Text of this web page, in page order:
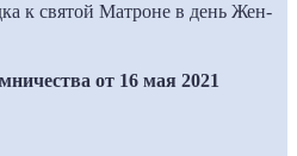
к святой Матроне в день Жен-
от 16 мая 2021